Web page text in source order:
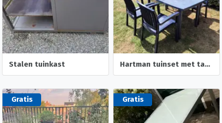
Stalen tuinkast Hartman tuinset met tafel en 4 stoelen
Gratis Gratis